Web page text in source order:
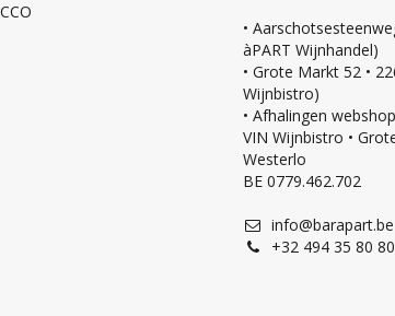
•
àPART Wijnhandel)
• Grote Markt 52 •
Wijnbistro)
• Afhalingen
VIN Wijnbistro •
Westerlo
BE 0779.462.702
info@barapart.be
+32 494 35 80 80